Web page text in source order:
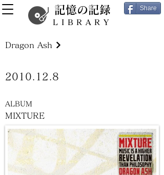
記憶の記録
LIBRARY
Share
MIXTURE
Dragon Ash
2010.12.8
ALBUM